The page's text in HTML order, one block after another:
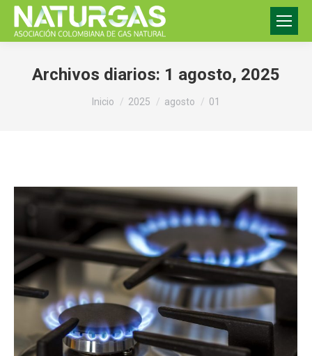
Archivos diarios: 1 agosto, 2025
Estás aquí:
Inicio 2025 agosto 01